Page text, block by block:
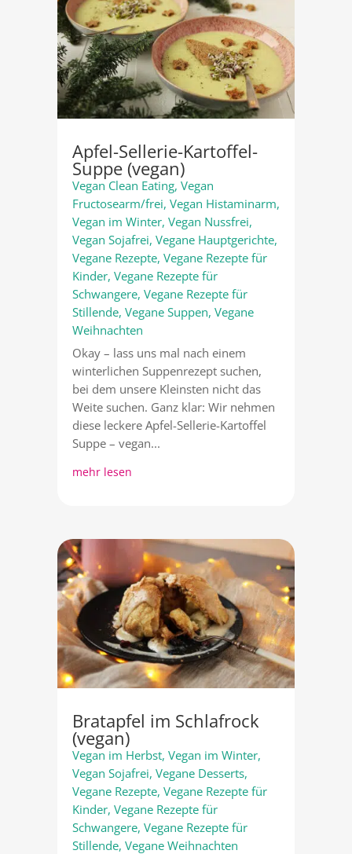
Apfel-Sellerie-Kartoffel-
Suppe (vegan)
Vegan Clean Eating, Vegan
Fructosearm/frei, Vegan Histaminarm,
Vegan im Winter, Vegan Nussfrei,
Vegan Sojafrei, Vegane Hauptgerichte,
Vegane Rezepte, Vegane Rezepte für
Kinder, Vegane Rezepte für
Schwangere, Vegane Rezepte für
Stillende, Vegane Suppen, Vegane
Weihnachten
Okay – lass uns mal nach einem
winterlichen Suppenrezept suchen,
bei dem unsere Kleinsten nicht das
Weite suchen. Ganz klar: Wir nehmen
diese leckere Apfel-Sellerie-Kartoffel
Suppe – vegan...
mehr lesen
Bratapfel im Schlafrock
(vegan)
Vegan im Herbst, Vegan im Winter,
Vegan Sojafrei, Vegane Desserts,
Vegane Rezepte, Vegane Rezepte für
Kinder, Vegane Rezepte für
Schwangere, Vegane Rezepte für
Stillende, Vegane Weihnachten